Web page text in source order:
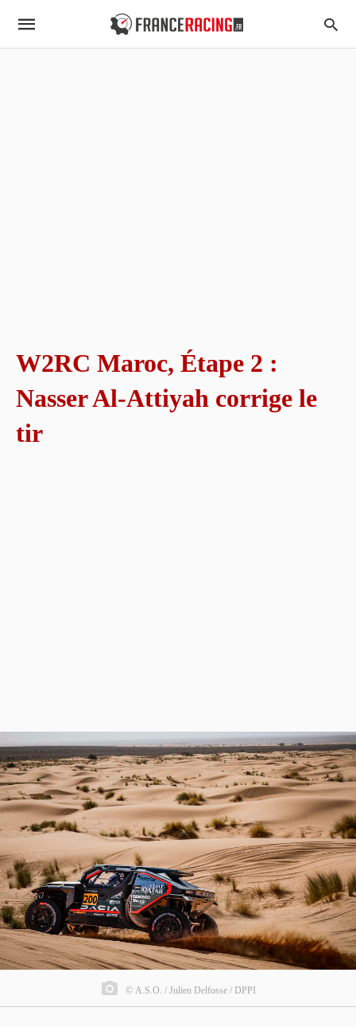
W2RC Maroc, Étape 2 :
Nasser Al-Attiyah corrige le
tir
© A.S.O. / Julien Delfosse / DPPI